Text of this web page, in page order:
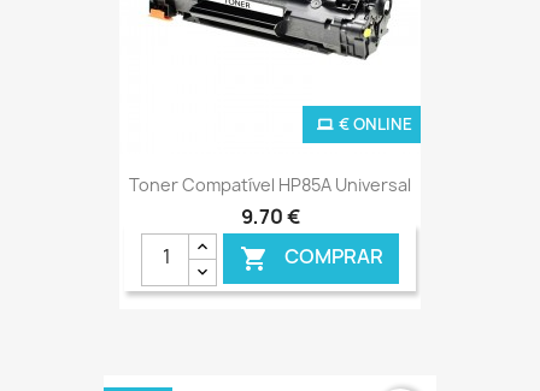
Toner Compatível HP85A Universal
9,70 €
 COMPRAR
€ ONLINE